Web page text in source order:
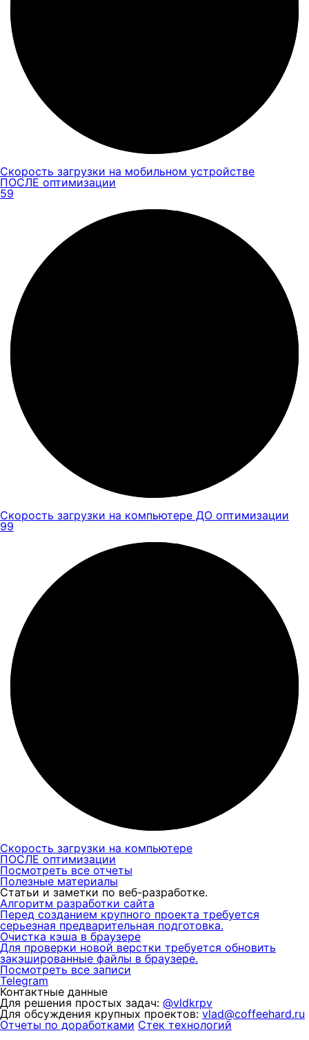
Скорость загрузки на мобильном устройстве
ПОСЛЕ оптимизации
59
Скорость загрузки на компьютере ДО оптимизации
99
Скорость загрузки на компьютере
ПОСЛЕ оптимизации
Посмотреть все отчеты
Полезные материалы
Статьи и заметки по веб-разработке.
Алгоритм разработки сайта
Перед созданием крупного проекта требуется
серьезная предварительная подготовка.
Очистка кэша в браузере
Для проверки новой верстки требуется обновить
закэшированные файлы в браузере.
Посмотреть все записи
Telegram
Контактные данные
Для решения простых задач: @vldkrpv
Для обсуждения крупных проектов:vlad@coffeehard.ru
Отчеты по доработками Стек технологий